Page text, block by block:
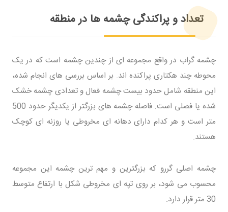
تعداد و پراکندگی چشمه ها در منطقه
چشمه گراب در واقع مجموعه ای از چندین چشمه است که در یک
محوطه چند هکتاری پراکنده اند. بر اساس بررسی های انجام شده،
این منطقه شامل حدود بیست چشمه فعال و تعدادی چشمه خشک
شده یا فصلی است. فاصله چشمه های بزرگتر از یکدیگر حدود 500
متر است و هر کدام دارای دهانه ای مخروطی یا روزنه ای کوچک
هستند.
چشمه اصلی گررو که بزرگترین و مهم ترین چشمه این مجموعه
محسوب می شود، بر روی تپه ای مخروطی شکل با ارتفاع متوسط
30 متر قرار دارد.